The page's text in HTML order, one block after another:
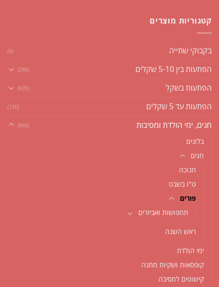
קטגוריות מוצרים
בקבוקי שתייה (6)
הפתעות בין 5-10 שקלים (286)
הפתעות בשקל (635)
הפתעות עד 5 שקלים (120)
חגים, ימי הולדת ומסיבות (860)
בלונים
חגים
חנוכה
ט''ו בשבט
פורים
תחפושות ואביזרים
ראש השנה
ימי הולדת
קופסאות ושקיות מתנה
קישוטים למסיבה